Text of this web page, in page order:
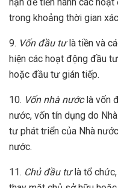
trong khoảng thời gian
9. Vốn đầu tưlà tiền và
hiện các hoạt động đầu
hoặc đầu tư gián tiếp.
10. Vốn nhà nướclà vốn
nước, vốn tín dụng do
tư phát triển của Nhà
nước.
11. Chủ đầu tưlà tổ chức,